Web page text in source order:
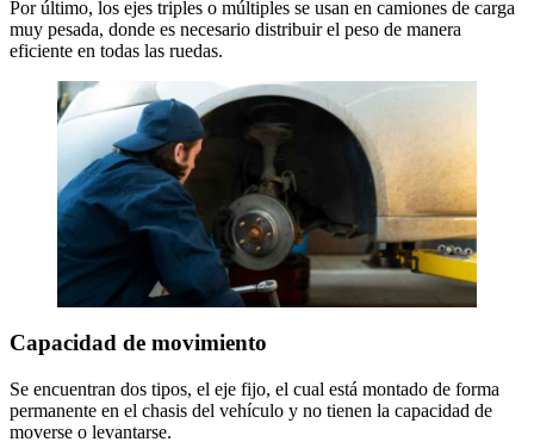
Por último, los ejes triples o múltiples se usan en camiones de carga
muy pesada, donde es necesario distribuir el peso de manera
eficiente en todas las ruedas.
Capacidad de movimiento
Se encuentran dos tipos, el eje fijo, el cual está montado de forma
permanente en el chasis del vehículo y no tienen la capacidad de
moverse o levantarse.